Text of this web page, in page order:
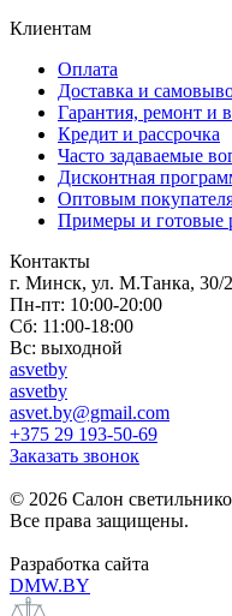
Клиентам
Оплата
Доставка и
Гарантия, ремонт и
Кредит и рассрочка
Часто задаваемые
Дисконтная
Оптовым
Примеры и готовые
Контакты
г. Минск, ул. М.Танка, 30/2
Пн-пт: 10:00-20:00
Сб: 11:00-18:00
Вс: выходной
asvetby
asvetby
asvet.by@gmail.com
+375 29 193-50-69
Заказать звонок
© 2026 Салон
Все права защищены.
Разработка сайта
DMW.BY